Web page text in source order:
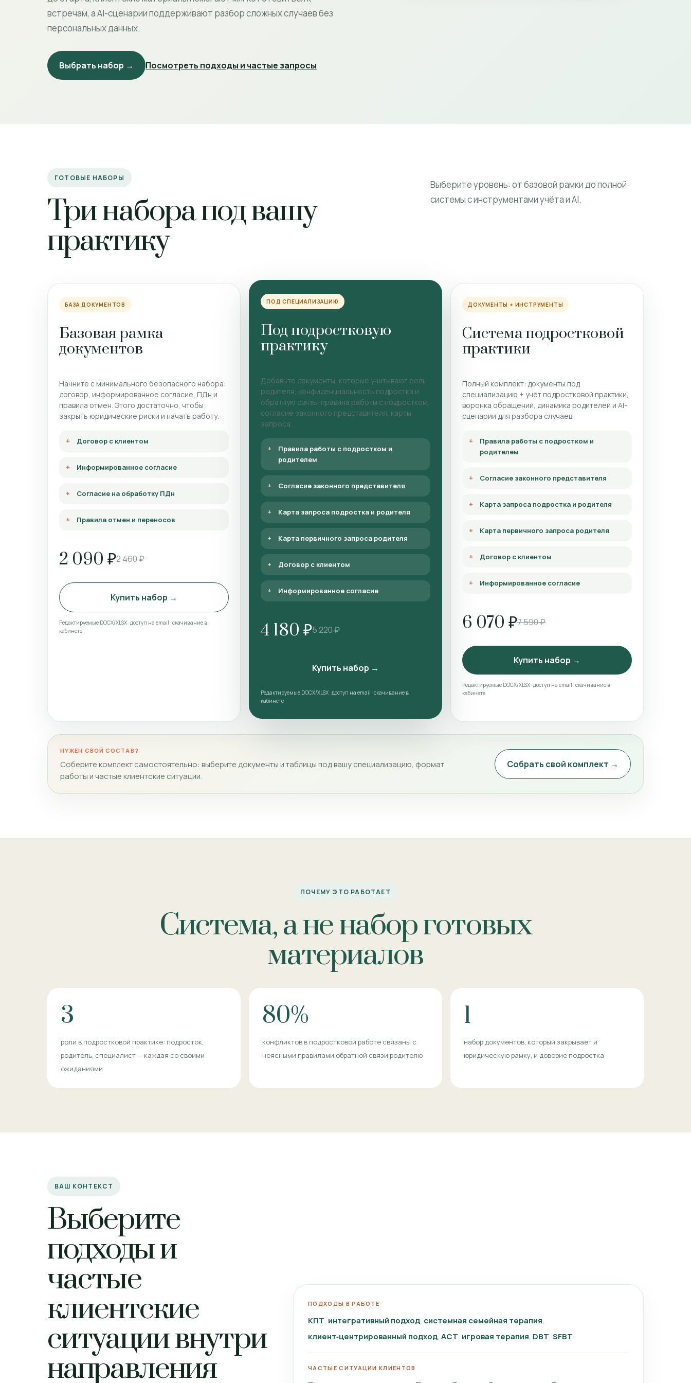
встречам, а AI-сценарии поддерживают разбор сложных случаев без
персональных данных.
Выбрать набор → Посмотреть подходы и частые запросы
ГОТОВЫЕ НАБОРЫ
Три набора под вашу
практику
Выберите уровень: от базовой рамки до полной
системы с инструментами учёта и AI.
БАЗА ДОКУМЕНТОВ
Базовая рамка
документов
Начните с минимального безопасного набора:
договор, информированное согласие, ПДн и
правила отмен. Этого достаточно, чтобы
закрыть юридические риски и начать работу.
Договор с клиентом
Информированное согласие
Согласие на обработку ПДн
Правила отмен и переносов
2 090 ₽2 460 ₽
Купить набор →
Редактируемые DOCX/XLSX · доступ на email · скачивание в
кабинете
ПОД СПЕЦИАЛИЗАЦИЮ
Под подростковую
практику
Добавьте документы, которые учитывают роль
родителя, конфиденциальность подростка и
обратную связь: правила работы с подростком,
согласие законного представителя, карты
запроса.
Правила работы с подростком и
родителем
Согласие законного представителя
Карта запроса подростка и родителя
Карта первичного запроса родителя
Договор с клиентом
Информированное согласие
4 180 ₽5 220 ₽
Купить набор →
Редактируемые DOCX/XLSX · доступ на email · скачивание в
кабинете
ДОКУМЕНТЫ + ИНСТРУМЕНТЫ
Система подростковой
практики
Полный комплект: документы под
специализацию + учёт подростковой практики,
воронка обращений, динамика родителей и AI-
сценарии для разбора случаев.
Правила работы с подростком и
родителем
Согласие законного представителя
Карта запроса подростка и родителя
Карта первичного запроса родителя
Договор с клиентом
Информированное согласие
6 070 ₽7 590 ₽
Купить набор →
Редактируемые DOCX/XLSX · доступ на email · скачивание в
кабинете
НУЖЕН СВОЙ СОСТАВ?
Соберите комплект самостоятельно: выберите документы и таблицы под вашу специализацию, формат
работы и частые клиентские ситуации.
Собрать свой комплект →
ПОЧЕМУ ЭТО РАБОТАЕТ
Система, а не набор готовых
материалов
3
роли в подростковой практике: подросток,
родитель, специалист — каждая со своими
ожиданиями
80%
конфликтов в подростковой работе связаны с
неясными правилами обратной связи родителю
1
набор документов, который закрывает и
юридическую рамку, и доверие подростка
ВАШ КОНТЕКСТ
Выберите
подходы и
частые
клиентские
ситуации внутри
направления
ПОДХОДЫ В РАБОТЕ
КПТ интегративный подход системная семейная терапия
клиент‑центрированный подход ACT игровая терапия DBT SFBT
ЧАСТЫЕ СИТУАЦИИ КЛИЕНТОВ